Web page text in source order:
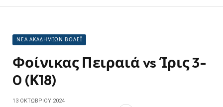
ΝΕΑ ΑΚΑΔΗΜΙΩΝ ΒΟΛΕΪ
Φοίνικας Πειραιά vs Ίρις 3-
0 (Κ18)
13 ΟΚΤΩΒΡΊΟΥ 2024